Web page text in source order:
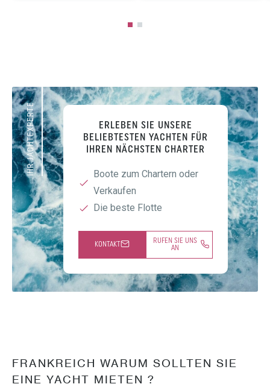
IHR JACHTEXPERTE
ERLEBEN SIE UNSERE
BELIEBTESTEN YACHTEN FÜR
IHREN NÄCHSTEN CHARTER
Boote zum Chartern oder
Verkaufen
Die beste Flotte
KONTAKT
RUFEN SIE UNS
AN
FRANKREICH WARUM SOLLTEN SIE
EINE YACHT MIETEN ?